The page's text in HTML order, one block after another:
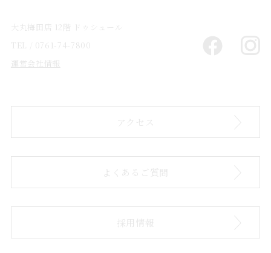
大丸梅田店 12階 ドゥシュール
TEL / 0761-74-7800
運営会社情報
アクセス
よくあるご質問
採用情報